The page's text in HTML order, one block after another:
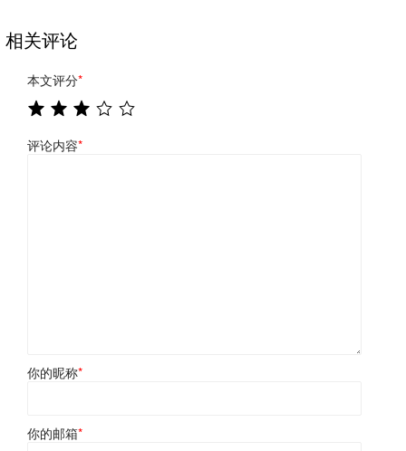
相关评论
本文评分*
评论内容*
你的昵称*
你的邮箱*